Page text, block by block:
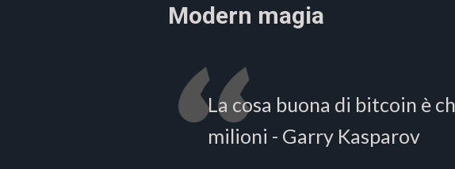
Modern magia
La cosa buona di bitcoin è
milioni - Garry Kasparov